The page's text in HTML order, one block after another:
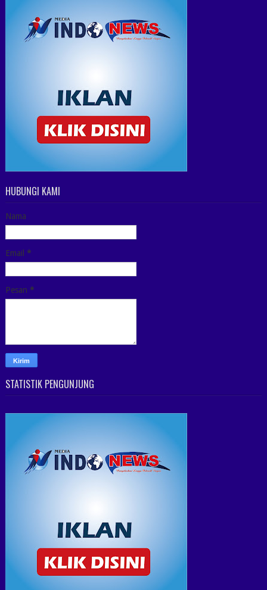
HUBUNGI KAMI
Nama
Email *
Pesan *
STATISTIK PENGUNJUNG